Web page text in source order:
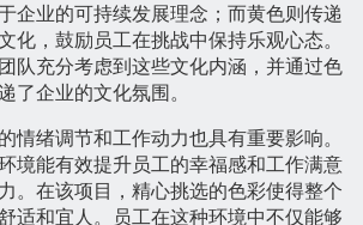
企业的可持续发展理念；而黄色则传递
化，鼓励员工在挑战中保持乐观心态。
队充分考虑到这些文化内涵，并通过色
了企业的文化氛围。
情绪调节和工作动力也具有重要影响。
境能有效提升员工的幸福感和工作满意
。在该项目，精心挑选的色彩使得整个
适和宜人。员工在这种环境中不仅能够